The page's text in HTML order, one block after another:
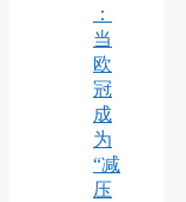
：
当
欧
冠
成
为
“减
压